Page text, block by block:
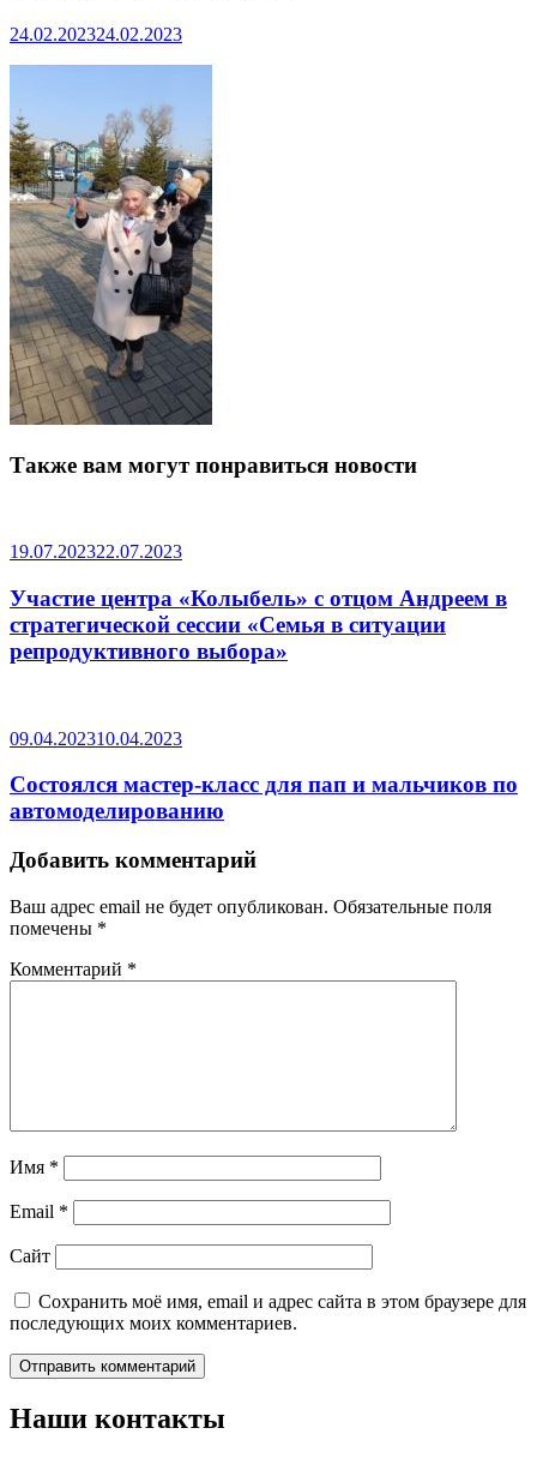
24.02.202324.02.2023
Также вам могут понравиться новости
19.07.202322.07.2023
Участие центра «Колыбель» с отцом Андреем в
стратегической сессии «Семья в ситуации
репродуктивного выбора»
09.04.202310.04.2023
Состоялся мастер-класс для пап и мальчиков по
автомоделированию
Добавить комментарий
Ваш адрес email не будет опубликован. Обязательные поля
помечены *
Комментарий *
Имя *
Email *
Сайт
Сохранить моё имя, email и адрес сайта в этом браузере для
последующих моих комментариев.
Наши контакты